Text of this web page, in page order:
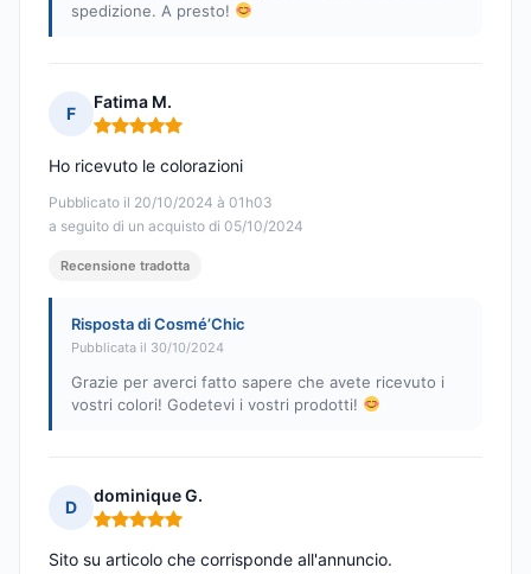
spedizione. A presto!
F
Fatima M.
Nota: 5 su 5
Pubblicato il 20/10/2024 à 01h03
a seguito di un acquisto di 05/10/2024
Ho ricevuto le colorazioni
Recensione tradotta
Risposta di Cosmé’Chic
Pubblicata il 30/10/2024
Grazie per averci fatto sapere che avete ricevuto i
vostri colori! Godetevi i vostri prodotti!
D
dominique G.
Nota: 5 su 5
Sito su articolo che corrisponde all'annuncio.